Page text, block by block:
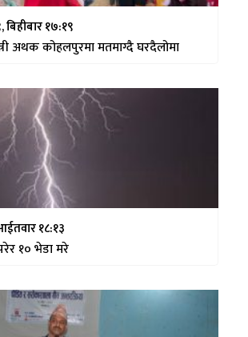
१७:१९
अथक कोहलपुरमा मतमाग्दै घरदैलोमा
१८:१३
परेर १० भेडा मरे